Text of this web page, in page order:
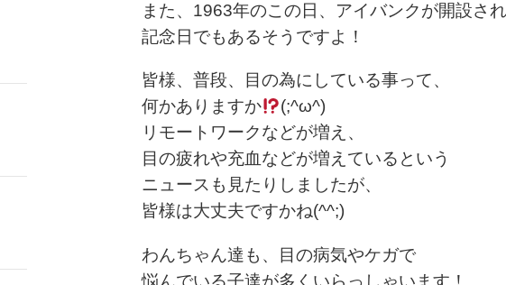
また、1963年のこの日、アイバンクが開設され
記念日でもあるそうですよ！
皆様、普段、目の為にしている事って、
何かありますか
(;^ω^)
リモートワークなどが増え、
目の疲れや充血などが増えているという
ニュースも見たりしましたが、
皆様は大丈夫ですかね(^^;)
わんちゃん達も、目の病気やケガで
悩んでいる子達が多くいらっしゃいます！